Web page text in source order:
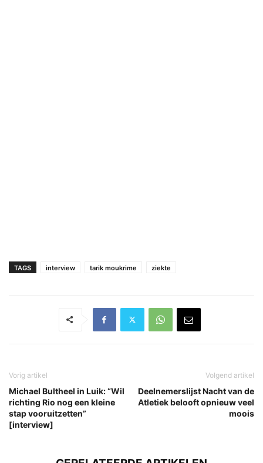
TAGS interview tarik moukrime ziekte
Vorig artikel
Michael Bultheel in Luik: “Wil
richting Rio nog een kleine
stap vooruitzetten”
[interview]
Volgend artikel
Deelnemerslijst Nacht van de
Atletiek belooft opnieuw veel
moois